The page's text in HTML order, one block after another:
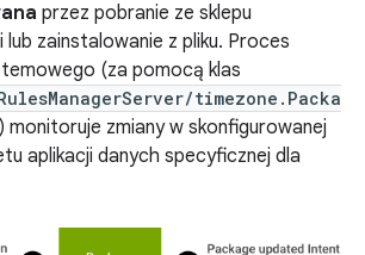
przez pobranie ze sklepu
lub zainstalowanie z pliku. Proces
(za pomocą klas
timezone.Packa
) monitoruje zmiany w skonfigurowanej
aplikacji danych specyficznej dla